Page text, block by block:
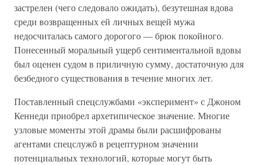
застрелен (чего следовало ожидать), безутешная вдова
среди возвращенных ей личных вещей мужа
недосчиталась самого дорогого — брюк покойного.
Понесенный моральный ущерб сентиментальной вдовы
был оценен судом в приличную сумму, достаточную для
безбедного существования в течение многих лет.
Поставленный спецслужбами «эксперимент» с Джоном
Кеннеди приобрел архетипическое значение. Многие
узловые моменты этой драмы были расшифрованы
агентами спецслужб в рецептурном значении
потенциальных технологий, которые могут быть